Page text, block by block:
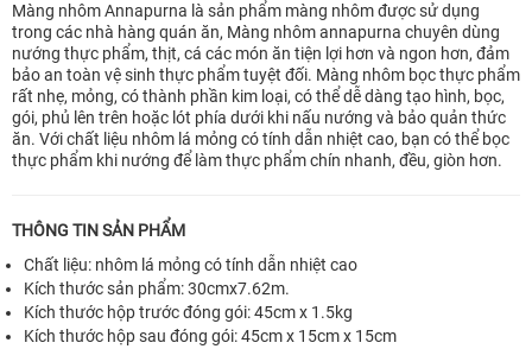
Màng nhôm Annapurna là sản phẩm màng nhôm được sử dụng
trong các nhà hàng quán ăn, Màng nhôm annapurna chuyên dùng
nướng thực phẩm, thịt, cá các món ăn tiện lợi hơn và ngon hơn, đảm
bảo an toàn vệ sinh thực phẩm tuyệt đối. Màng nhôm bọc thực phẩm
rất nhẹ, mỏng, có thành phần kim loại, có thể dễ dàng tạo hình, bọc,
gói, phủ lên trên hoặc lót phía dưới khi nấu nướng và bảo quản thức
ăn. Với chất liệu nhôm lá mỏng có tính dẫn nhiệt cao, bạn có thể bọc
thực phẩm khi nướng để làm thực phẩm chín nhanh, đều, giòn hơn.
THÔNG TIN SẢN PHẨM
Chất liệu: nhôm lá mỏng có tính dẫn nhiệt cao
Kích thước sản phẩm: 30cmx7.62m.
Kích thước hộp trước đóng gói: 45cm x 1.5kg
Kích thước hộp sau đóng gói: 45cm x 15cm x 15cm